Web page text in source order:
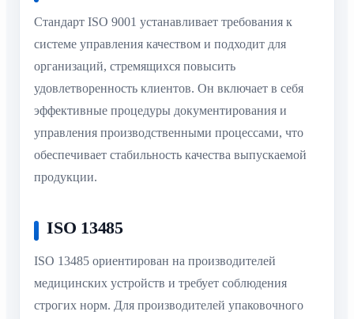
Стандарт ISO 9001 устанавливает требования к
системе управления качеством и подходит для
организаций, стремящихся повысить
удовлетворенность клиентов. Он включает в себя
эффективные процедуры документирования и
управления производственными процессами, что
обеспечивает стабильность качества выпускаемой
продукции.
ISO 13485
ISO 13485 ориентирован на производителей
медицинских устройств и требует соблюдения
строгих норм. Для производителей упаковочного